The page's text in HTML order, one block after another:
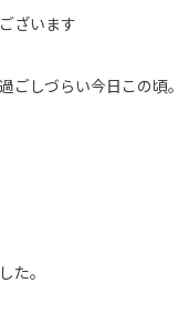
ざいます
しづらい今日この頃。
た。